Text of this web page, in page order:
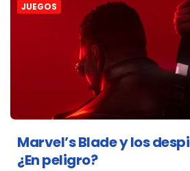
JUEGOS
Marvel’s Blade y los
¿En peligro?